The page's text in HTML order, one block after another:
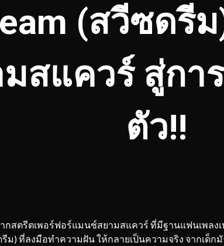
(สวีซดรี
สแควร์ สู่กา
ตัว!!
กสตรีตเพอร์ฟอร์แมนซ์สยามสแควร์ ที่มีฐานแฟนเพลง
รีม) ที่ลงมือทำความฝัน ให้กลายเป็นความจริง จากเด็ก